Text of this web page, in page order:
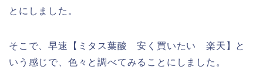
とにしました。
そこで、早速【ミタス葉酸 安く買いたい 楽天】と
いう感じで、色々と調べてみることにしました。